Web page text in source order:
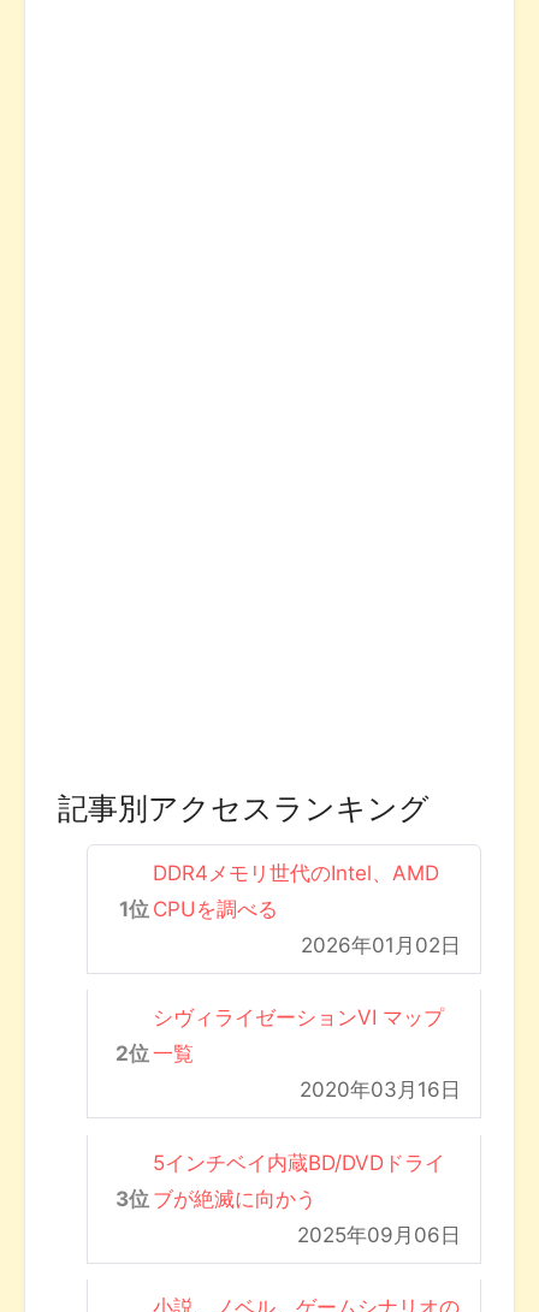
記事別アクセスランキング
DDR4メモリ世代のIntel、AMD
CPUを調べる
2026年01月02日
シヴィライゼーションVI マップ
一覧
2020年03月16日
5インチベイ内蔵BD/DVDドライ
ブが絶滅に向かう
2025年09月06日